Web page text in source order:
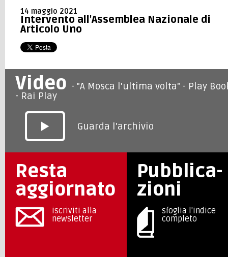
14 maggio 2021
Intervento all'Assemblea Nazionale di
Articolo Uno
Video - "A Mosca l'ultima volta" - Play
- Rai Play
Guarda l'archivio
Resta
aggiornato
iscriviti alla
newsletter
Pubblica-
zioni
sfoglia l'indice
completo